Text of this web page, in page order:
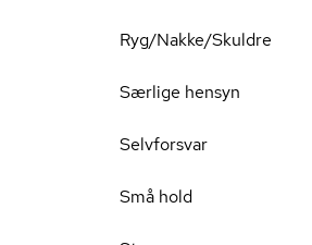
Ryg/Nakke/Skuldre
Særlige hensyn
Selvforsvar
Små hold